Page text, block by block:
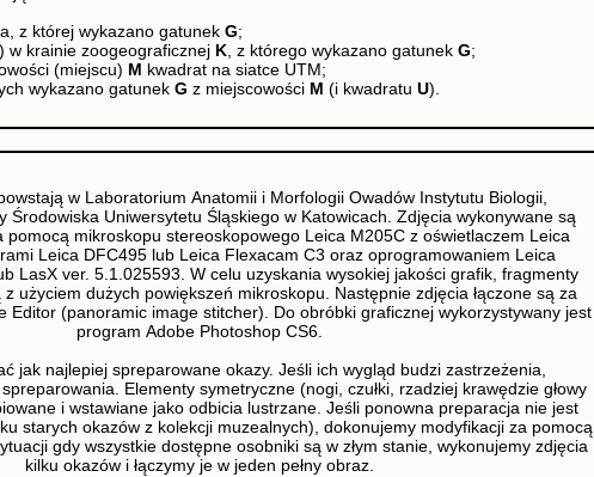
z której wykazano gatunek G;
w krainie zoogeograficznej K , z którego wykazano gatunek G;
(miejscu) M kwadrat na siatce UTM;
wykazano gatunek G z miejscowości M (i kwadratu U).
w Laboratorium Anatomii i Morfologii Owadów Instytutu Biologii,
Środowiska Uniwersytetu Śląskiego w Katowicach. Zdjęcia wykonywane są
pomocą mikroskopu stereoskopowego Leica M205C z oświetlaczem Leica
Leica DFC495 lub Leica Flexacam C3 oraz oprogramowaniem Leica
LasX ver. 5.1.025593. W celu uzyskania wysokiej jakości grafik, fragmenty
użyciem dużych powiększeń mikroskopu. Następnie zdjęcia łączone są za
Editor (panoramic image stitcher). Do obróbki graficznej wykorzystywany jest
program Adobe Photoshop CS6.
jak najlepiej spreparowane okazy. Jeśli ich wygląd budzi zastrzeżenia,
Elementy symetryczne (nogi, czułki, rzadziej krawędzie głowy
i wstawiane jako odbicia lustrzane. Jeśli ponowna preparacja nie jest
starych okazów z kolekcji muzealnych), dokonujemy modyfikacji za pomocą
gdy wszystkie dostępne osobniki są w złym stanie, wykonujemy zdjęcia
kilku okazów i łączymy je w jeden pełny obraz.